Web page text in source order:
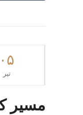
۰۵
تیر
مسیر